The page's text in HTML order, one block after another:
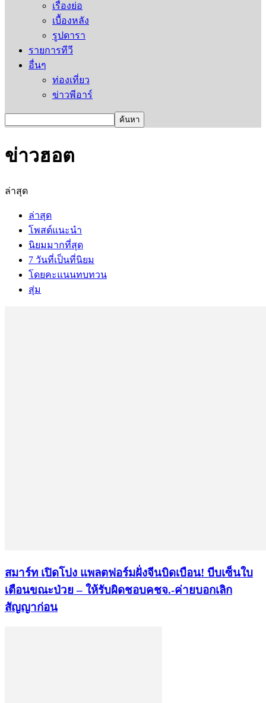
เรื่องย่อ
เบื้องหลัง
รูปดารา
รายการทีวี
อื่นๆ
ท่องเที่ยว
ข่าวพีอาร์
ข่าวฮอต
ล่าสุด
ล่าสุด
โพสต์แนะนำ
นิยมมากที่สุด
7 วันที่เป็นที่นิยม
โดยคะแนนทบทวน
สุ่ม
สมาร์ท เปิดโปง แพลตฟอร์มฝั่งจีนบิดเบือน! บีบเซ็นใบ
เตือนขณะป่วย – ให้รับผิดชอบคชจ.-ค่ายบอกเลิก
สัญญาก่อน